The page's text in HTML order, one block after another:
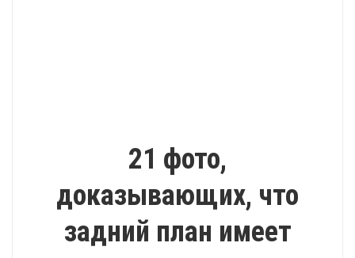
21 фото,
доказывающих, что
задний план имеет